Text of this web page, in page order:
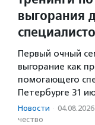
выгорания
Первый очный
выгорание как
помогающего
Петербурге 31
Новости · 04.08.2026
чест­во